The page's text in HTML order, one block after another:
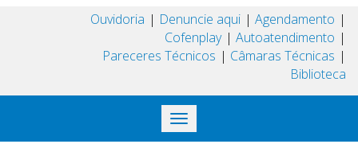
Ouvidoria Denuncie aqui
Agendamento
Cofenplay
Autoatendimento
Pareceres Técnicos
Câmaras Técnicas
Biblioteca
Toggle
navigation